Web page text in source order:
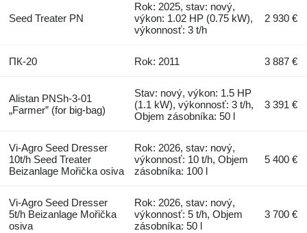
Seed Treater PN
Rok: 2025, stav: nový,
výkon: 1.02 HP (0.75 kW),
výkonnosť: 3 t/h
2 930 €
ПК-20 Rok: 2011 3 887 €
Alistan PNSh-3-01
„Farmer” (for big-bag)
Stav: nový, výkon: 1.5 HP
(1.1 kW), výkonnosť: 3 t/h,
Objem zásobníka: 50 l
3 391 €
Vi-Agro Seed Dresser
10t/h Seed Treater
Beizanlage Mořička osiva
Rok: 2026, stav: nový,
výkonnosť: 10 t/h, Objem
zásobníka: 100 l
5 400 €
Vi-Agro Seed Dresser
5t/h Beizanlage Mořička
osiva
Rok: 2026, stav: nový,
výkonnosť: 5 t/h, Objem
zásobníka: 50 l
3 700 €